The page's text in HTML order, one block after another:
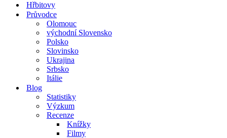
Hřbitovy
Průvodce
Olomouc
východní Slovensko
Polsko
Slovinsko
Ukrajina
Srbsko
Itálie
Blog
Statistiky
Výzkum
Recenze
Knížky
Filmy